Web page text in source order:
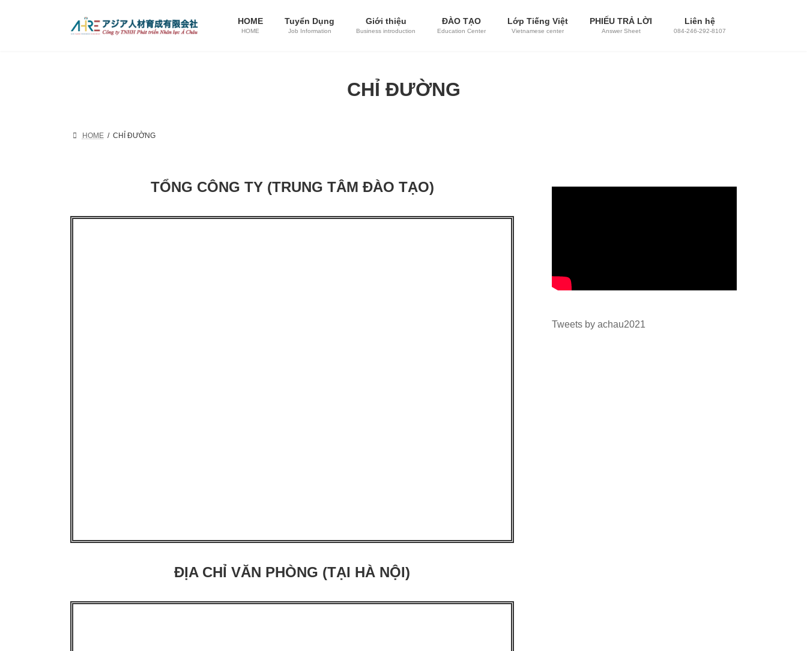
HOME
HOME
Tuyển Dụng
Job Information
Giới thiệu
Business introduction
ĐÀO TẠO
Education Center
Lớp Tiếng Việt
Vietnamese center
PHIẾU TRẢ LỜI
Answer Sheet
Liên hệ
084-246-292-8107
CHỈ ĐƯỜNG
HOME CHỈ ĐƯỜNG
TỔNG CÔNG TY (TRUNG TÂM ĐÀO TẠO)
ĐỊA CHỈ VĂN PHÒNG (TẠI HÀ NỘI)
Tweets by achau2021